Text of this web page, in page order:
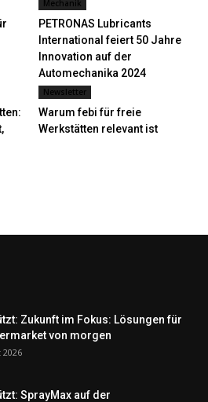
Mechanik
PETRONAS Lubricants
International feiert 50 Jahre
Innovation auf der
Automechanika 2024
Newsletter
Warum febi für freie
Werkstätten relevant ist
Zukunft im Fokus: Lösungen für
von morgen
2026
SprayMax auf der